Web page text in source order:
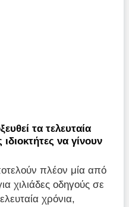
τα τελευταία
να γίνουν
πλέον μία από
χιλιάδες οδηγούς σε
χρόνια,